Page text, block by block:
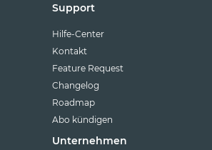
Support
Hilfe-Center
Kontakt
Feature Request
Changelog
Roadmap
Abo kündigen
Unternehmen